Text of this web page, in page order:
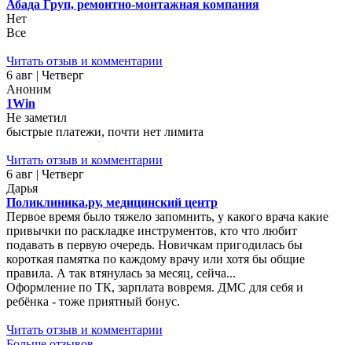
Абада Груп, ремонтно-монтажная компания
Нет
Все
Читать отзыв и комментарии
6 авг | Четверг
Аноним
1Win
Не заметил
быстрые платежи, почти нет лимита
Читать отзыв и комментарии
6 авг | Четверг
Дарья
Поликлиника.ру, медицинский центр
Первое время было тяжело запомнить, у какого врача какие
привычки по раскладке инструментов, кто что любит
подавать в первую очередь. Новичкам пригодилась бы
короткая памятка по каждому врачу или хотя бы общие
правила. А так втянулась за месяц, сейча...
Оформление по ТК, зарплата вовремя. ДМС для себя и
ребёнка - тоже приятный бонус.
Читать отзыв и комментарии